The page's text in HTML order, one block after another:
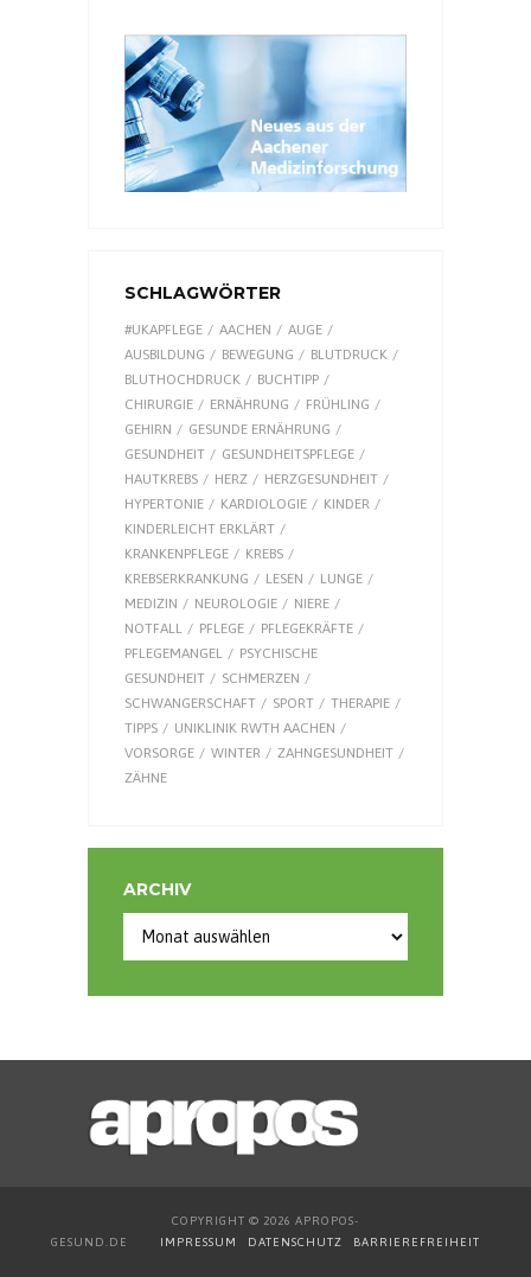
SCHLAGWÖRTER
#UKAPFLEGE AACHEN
AUGE
AUSBILDUNG
BEWEGUNG
BLUTDRUCK
BLUTHOCHDRUCK
BUCHTIPP
CHIRURGIE
ERNÄHRUNG
FRÜHLING
GEHIRN
GESUNDE ERNÄHRUNG
GESUNDHEIT
GESUNDHEITSPFLEGE
HAUTKREBS
HERZ
HERZGESUNDHEIT
HYPERTONIE
KARDIOLOGIE
KINDER
KINDERLEICHT ERKLÄRT
KRANKENPFLEGE
KREBS
KREBSERKRANKUNG
LESEN
LUNGE
MEDIZIN
NEUROLOGIE
NIERE
NOTFALL
PFLEGE
PFLEGEKRÄFTE
PFLEGEMANGEL
PSYCHISCHE
GESUNDHEIT
SCHMERZEN
SCHWANGERSCHAFT
SPORT
THERAPIE
TIPPS
UNIKLINIK RWTH AACHEN
VORSORGE
WINTER
ZAHNGESUNDHEIT
ZÄHNE
ARCHIV
COPYRIGHT © 2026 APROPOS-
GESUND.DE IMPRESSUM DATENSCHUTZ BARRIEREFREIHEIT